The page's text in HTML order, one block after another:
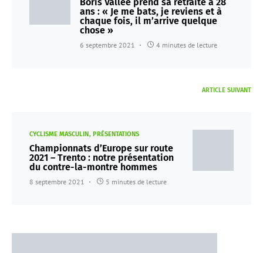
ans : « Je me bats, je reviens et à
chaque fois, il m’arrive quelque
chose »
6 septembre 2021 4 minutes de lecture
ARTICLE SUIVANT
CYCLISME MASCULIN PRÉSENTATIONS
Championnats d’Europe sur route
2021 – Trento : notre présentation
du contre-la-montre hommes
8 septembre 2021 5 minutes de lecture